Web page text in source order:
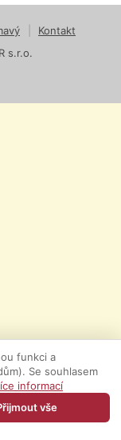
Kontakt
s.r.o.
funkci a
Se souhlasem
informací
vše